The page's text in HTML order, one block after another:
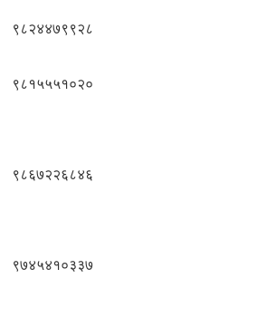
९८२४४७९९२८
९८१५५५१०२०
९८६७२२६८४६
९७४५४१०३३७